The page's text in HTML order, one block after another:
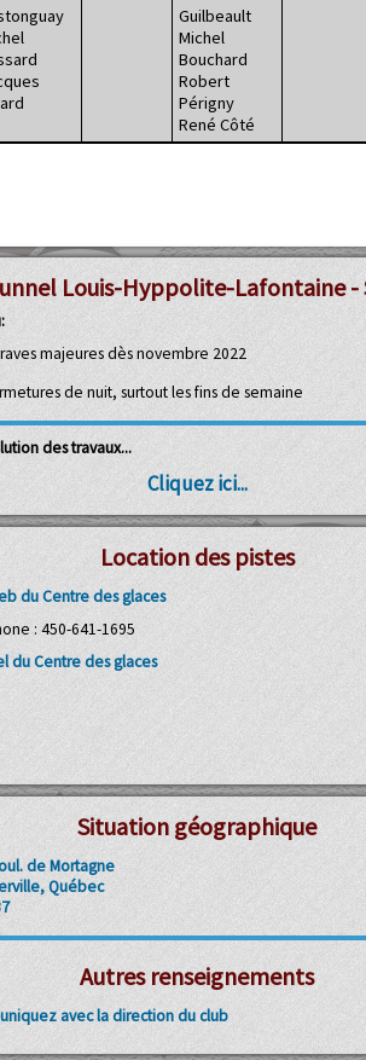
Guilbeault
Michel
Bouchard
Robert
Périgny
René Côté
Louis-Hyppolite-Lafontaine -
majeures dès novembre 2022
de nuit, surtout les fins de semaine
des travaux...
Cliquez ici...
Location des pistes
du Centre des glaces
: 450-641-1695
du Centre des glaces
Situation géographique
de Mortagne
Québec
Autres renseignements
avec la direction du club